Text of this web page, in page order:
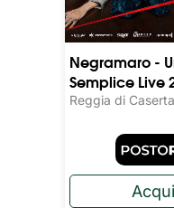
Negramaro -
Semplice Live
Reggia di